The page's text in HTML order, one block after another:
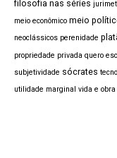
filosofia nas séries
meio econômico meio
neoclássicos perenidade
propriedade privada quero
subjetividade sócrates
utilidade marginal vida e obra